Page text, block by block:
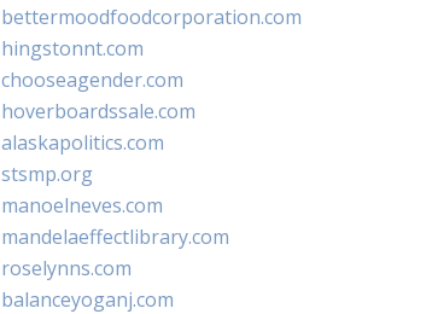
bettermoodfoodcorporation.com
hingstonnt.com
chooseagender.com
hoverboardssale.com
alaskapolitics.com
stsmp.org
manoelneves.com
mandelaeffectlibrary.com
roselynns.com
balanceyoganj.com